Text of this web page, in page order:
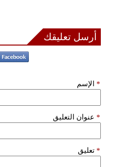
أرسل تعليقك
الإسم *
عنوان التعليق *
تعليق *